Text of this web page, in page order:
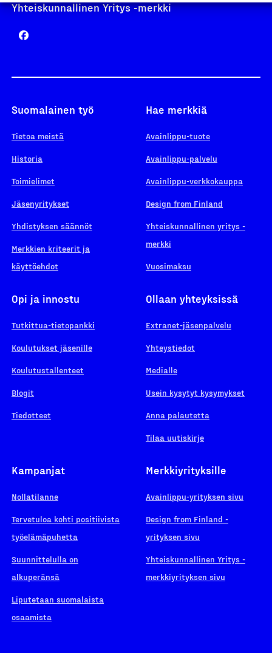
Yhteiskunnallinen Yritys -merkki
Suomalainen työ
Tietoa meistä
Historia
Toimielimet
Jäsenyritykset
Yhdistyksen säännöt
Merkkien kriteerit ja
käyttöehdot
Hae merkkiä
Avainlippu-tuote
Avainlippu-palvelu
Avainlippu-verkkokauppa
Design from Finland
Yhteiskunnallinen yritys -
merkki
Vuosimaksu
Opi ja innostu
Tutkittua-tietopankki
Koulutukset jäsenille
Koulutustallenteet
Blogit
Tiedotteet
Ollaan yhteyksissä
Extranet-jäsenpalvelu
Yhteystiedot
Medialle
Usein kysytyt kysymykset
Anna palautetta
Tilaa uutiskirje
Kampanjat
Nollatilanne
Tervetuloa kohti positiivista
työelämäpuhetta
Suunnittelulla on
alkuperänsä
Liputetaan suomalaista
osaamista
Merkkiyrityksille
Avainlippu-yrityksen sivu
Design from Finland -
yrityksen sivu
Yhteiskunnallinen Yritys -
merkkiyrityksen sivu